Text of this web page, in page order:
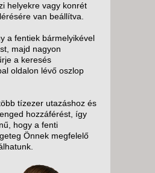
helyekre vagy konrét
van beállítva.
a fentiek bármelyikével
majd nagyon
a keresés
oldalon lévő oszlop
tízezer utazáshoz és
hozzáférést, így
hogy a fenti
Önnek megfelelő